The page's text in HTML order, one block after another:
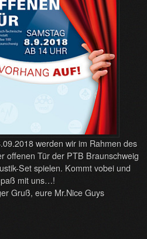
werden wir im Rahmen des
offenen Tür der PTB Braunschweig
Set spielen. Kommt vobei und
mit uns…!
Gruß, eure Mr.Nice Guys